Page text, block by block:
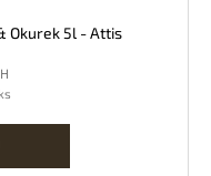
Okurek 5l - Attis